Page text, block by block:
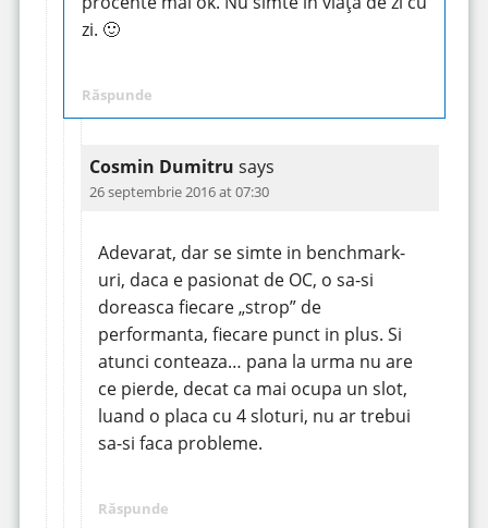
zi. 🙂
Răspunde
Cosmin Dumitru says
26 septembrie 2016 at 07:30
Adevarat, dar se simte in benchmark-
uri, daca e pasionat de OC, o sa-si
doreasca fiecare „strop” de
performanta, fiecare punct in plus. Si
atunci conteaza… pana la urma nu are
ce pierde, decat ca mai ocupa un slot,
luand o placa cu 4 sloturi, nu ar trebui
sa-si faca probleme.
Răspunde